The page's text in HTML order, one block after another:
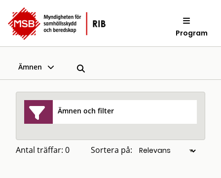
Program
Ämnen
Ämnen och filter
Antal träffar: 0 Sortera på: